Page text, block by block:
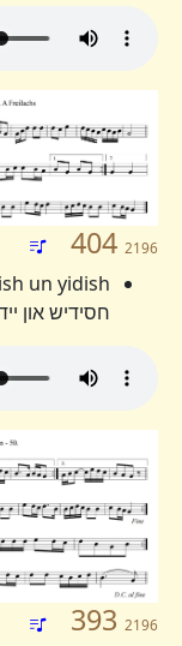
404 2196
חסידיש און יידיש
393 2196